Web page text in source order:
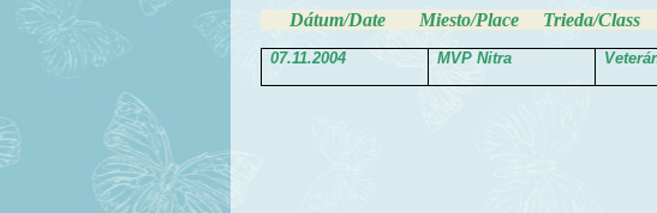
Dátum/Date Miesto/Place Trieda/Class
07.11.2004 MVP Nitra